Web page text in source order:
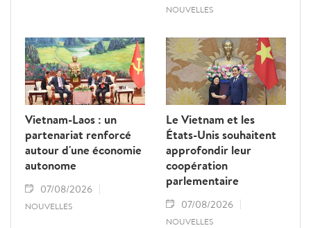
NOUVELLES
Vietnam-Laos : un
partenariat renforcé
autour d'une économie
autonome
07/08/2026
NOUVELLES
Le Vietnam et les
États-Unis souhaitent
approfondir leur
coopération
parlementaire
07/08/2026
NOUVELLES